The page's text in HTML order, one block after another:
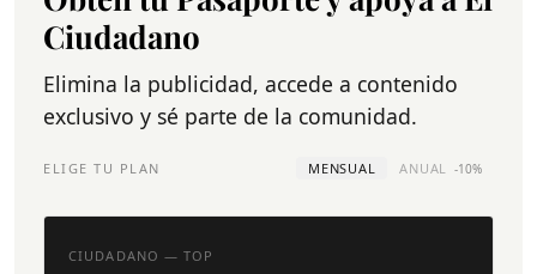
Ciudadano
Elimina la publicidad, accede a contenido
exclusivo y sé parte de la comunidad.
ELIGE TU PLAN MENSUAL ANUAL -10%
CIUDADANO — TOP